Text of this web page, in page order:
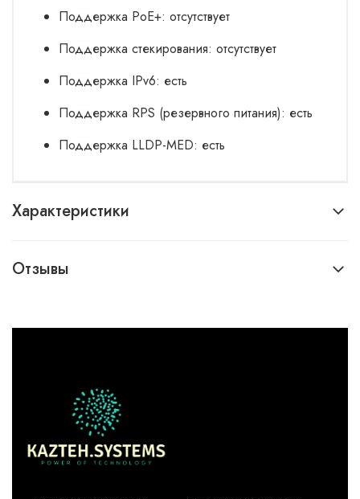
Поддержка PoE+: отсутствует
Поддержка стекирования: отсутствует
Поддержка IPv6: есть
Поддержка RPS (резервного питания): есть
Поддержка LLDP-MED: есть
Характеристики
Отзывы